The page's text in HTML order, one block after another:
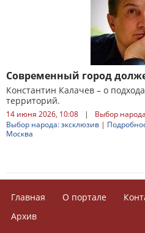
Современный город
Константин Калачев – о
территорий.
14 июня 2026, 10:08 |
Выбор народа
Выбор народа: эксклюзив |
Москва
Главная О портале
Архив